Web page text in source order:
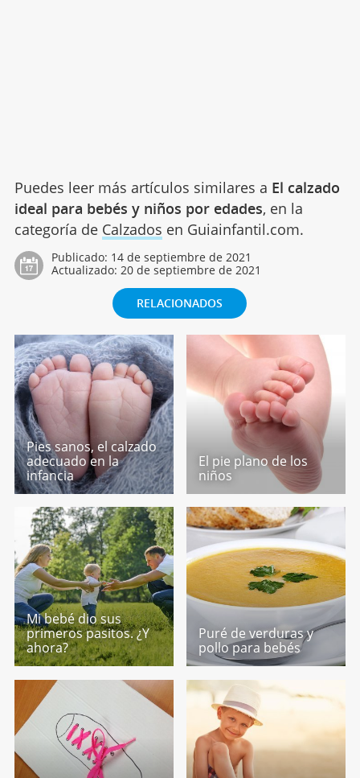
Puedes leer más artículos similares a El calzado
ideal para bebés y niños por edades, en la
categoría de Calzados en Guiainfantil.com.
Publicado: 14 de septiembre de 2021
Actualizado: 20 de septiembre de 2021
RELACIONADOS
Pies sanos, el calzado
adecuado en la
infancia
El pie plano de los
niños
Mi bebé dio sus
primeros pasitos. ¿Y
ahora?
Puré de verduras y
pollo para bebés